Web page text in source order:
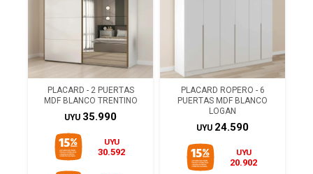
PLACARD - 2 PUERTAS
MDF BLANCO TRENTINO
UYU 35.990
UYU
30.592
PLACARD ROPERO - 6
PUERTAS MDF BLANCO
LOGAN
UYU 24.590
UYU
20.902